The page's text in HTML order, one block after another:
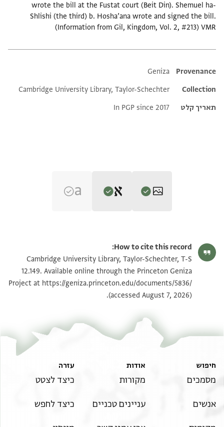
wrote the bill at the Fustat court (Beit Din). Shemuel ha-
Shlishi (the third) b. Hosha’ana wrote and signed the bill.
(Information from Gil, Kingdom, Vol. 2, #213) VMR
Additional metadata
Provenance
Geniza
Collection
Cambridge University Library, Taylor-Schechter
תאריך קלט
In PGP since 2017
משה גיל, במלכות ישמעאל בתקופת הגאונים‎
University, 1997), vol. 2.
Recto
[ ערכא]ות גויי הארץ [
]
שקר וכזב ואין עושין מהם דין כל עיקר א[
כחרס]
הנשבר שאין בו ממש וכל מודעין ותנאין ומו[דעי
]
ומבוטלין עד] סוף כל מודע[ין ]
T-S 12.149 1v הגדל וסובב
תנאי היתר שימוש בתצלום
How to cite this record:
Cambridge University Library, Taylor-Schechter, T-S
12.149. Available online through the Princeton Geniza
Project athttps://geniza.princeton.edu/documents/5836/
(accessed August 7, 2026).
חיפוש
מסמכים
אנשים
אודות
מקורות
עניינים טכניים
עזרה
כיצד לצטט
כיצד לחפש